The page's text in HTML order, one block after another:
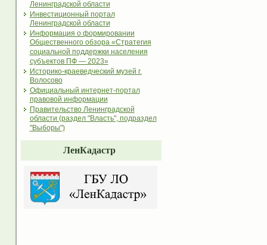
Ленинградской области
Инвестиционный портал
Ленинградской области
Информация о формировании
Общественного обзора «Стратегия
социальной поддержки населения
субъектов ПФ — 2023»
Историко-краеведческий музей г.
Волосово
Официальный интернет-портал
правовой информации
Правительство Ленинградской
области (раздел "Власть", подраздел
"Выборы")
ЛенКадастр